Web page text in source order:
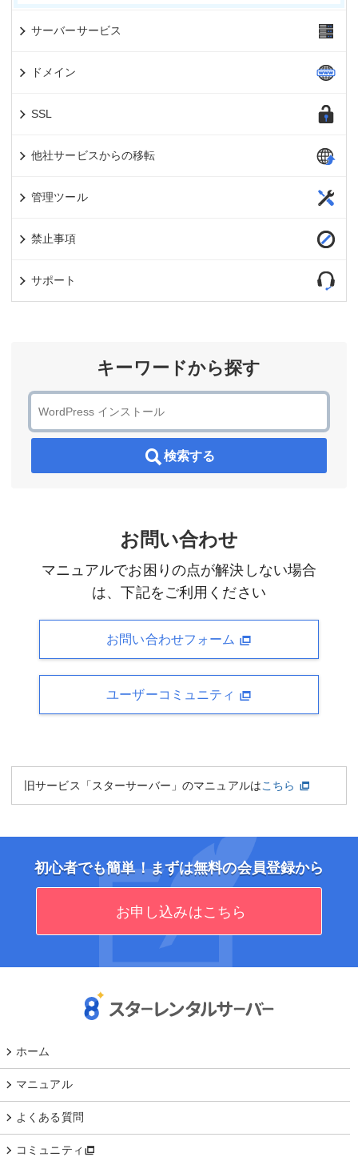
サーバーサービス
ドメイン
SSL
他社サービスからの移転
管理ツール
禁止事項
サポート
キーワードから探す
検索する
お問い合わせ
マニュアルでお困りの点が解決しない場合
は、下記をご利用ください
お問い合わせフォーム
ユーザーコミュニティ
旧サービス「スターサーバー」のマニュアルはこちら
初心者でも簡単！まずは無料の会員登録から
お申し込みはこちら
ホーム
マニュアル
よくある質問
コミュニティ